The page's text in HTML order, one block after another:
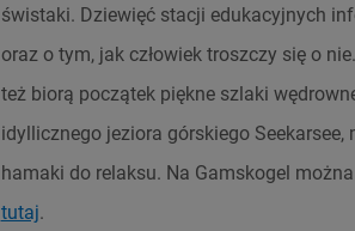
świstaki. Dziewięć stacji edukacyjnych
oraz o tym, jak człowiek troszczy się o
też biorą początek piękne szlaki
idyllicznego jeziora górskiego
hamaki do relaksu. Na Gamskogel
tutaj.